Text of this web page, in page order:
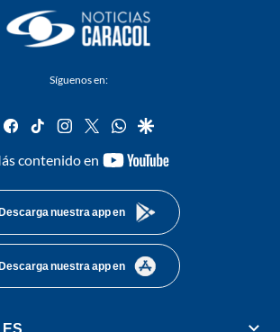
Síguenos en:
facebook
tiktok instagram
twitterwhatsapp
google
contenido en
youtube-
nuestra app en
nuestra app en